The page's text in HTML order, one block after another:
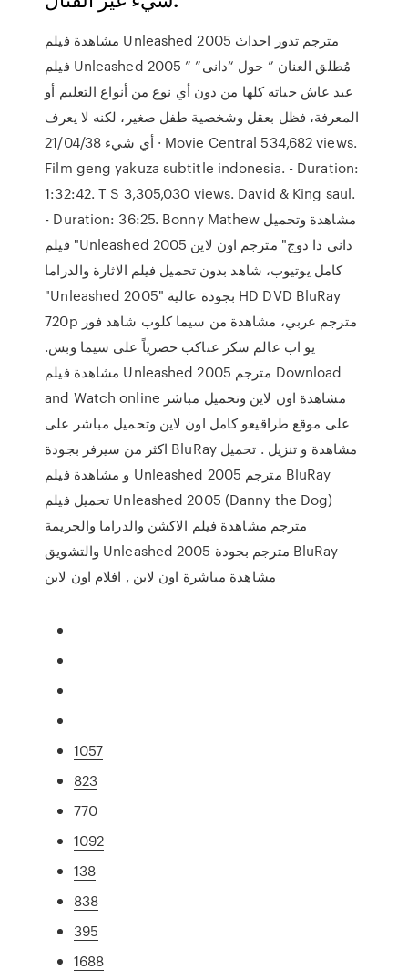
مشاهدة فيلم Unleashed 2005 مترجم تدور احداث
فيلم Unleashed 2005 ” مُطلق العنان ” حول “دانى”
عبد عاش حياته كلها من دون أي نوع من أنواع التعليم أو
المعرفة، فظل بعقل وشخصية طفل صغير، لكنه لا يعرف
أي شيء 21/04/38 · Movie Central 534,682 views.
Film geng yakuza subtitle indonesia. - Duration:
1:32:42. T S 3,305,030 views. David & King saul.
- Duration: 36:25. Bonny Mathew مشاهدة وتحميل
فيلم "Unleashed 2005 داني ذا دوج" مترجم اون لاين
كامل يوتيوب، شاهد بدون تحميل فيلم الاثارة والدراما
"Unleashed 2005" بجودة عالية HD DVD BluRay
720p مترجم عربي، مشاهدة من سيما كلوب شاهد فور
يو اب عالم سكر عناكب حصرياً على سيما وبس.
مشاهدة فيلم Unleashed 2005 مترجم Download
and Watch online مشاهدة اون لاين وتحميل مباشر
على موقع طراقيعو كامل اون لاين وتحميل مباشر على
اكثر من سيرفر بجودة BluRay مشاهدة و تنزيل . تحميل
و مشاهدة فيلم Unleashed 2005 مترجم BluRay
تحميل فيلم Unleashed 2005 (Danny the Dog)
مترجم مشاهدة فيلم الاكشن والدراما والجريمة
والتشويق Unleashed 2005 مترجم بجودة BluRay
مشاهدة مباشرة اون لاين , افلام اون لاين
1057
823
770
1092
138
838
395
1688